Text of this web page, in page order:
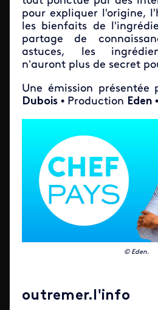
pour expliquer l'origine,
les bienfaits de
partage de
astuces, les
n’auront plus de secret
Une émission présentée
Dubois • Production Eden •
© Eden.
outremer.l'info